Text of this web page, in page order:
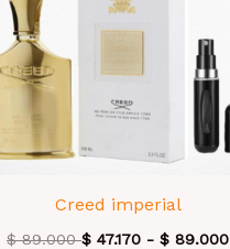
Creed imperial
$89.000 $ 47.170 - $ 89.000